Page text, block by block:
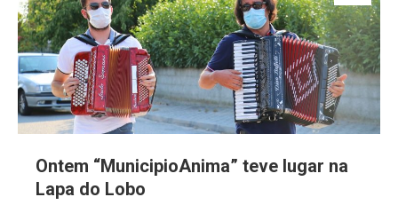
Ontem “MunicipioAnima” teve lugar na
Lapa do Lobo